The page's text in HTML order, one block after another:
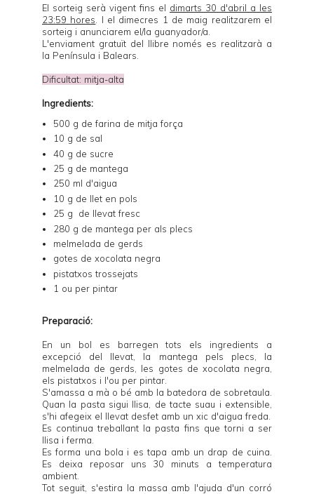
El sorteig serà vigent fins el dimarts 30 d'abril a les
23:59 hores . I el dimecres 1 de maig realitzarem el
sorteig i anunciarem el/la guanyador/a.
L'enviament gratuït del llibre només es realitzarà a
la Península i Balears.
Dificultat: mitja-alta
Ingredients:
500 g de farina de mitja força
10 g de sal
40 g de sucre
25 g de mantega
250 ml d'aigua
10 g de llet en pols
25 g de llevat fresc
280 g de mantega per als plecs
melmelada de gerds
gotes de xocolata negra
pistatxos trossejats
1 ou per pintar
Preparació:
En un bol es barregen tots els ingredients a
excepció del llevat, la mantega pels plecs, la
melmelada de gerds, les gotes de xocolata negra,
els pistatxos i l'ou per pintar.
S'amassa a mà o bé amb la batedora de sobretaula.
Quan la pasta sigui llisa, de tacte suau i extensible,
s'hi afegeix el llevat desfet amb un xic d'aigua freda.
Es continua treballant la pasta fins que torni a ser
llisa i ferma.
Es forma una bola i es tapa amb un drap de cuina.
Es deixa reposar uns 30 minuts a temperatura
ambient.
Tot seguit, s'estira la massa amb l'ajuda d'un corró